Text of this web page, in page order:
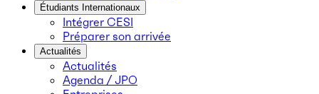
Étudiants Internationaux
Intégrer CESI
Préparer son arrivée
Actualités
Actualités
Agenda / JPO